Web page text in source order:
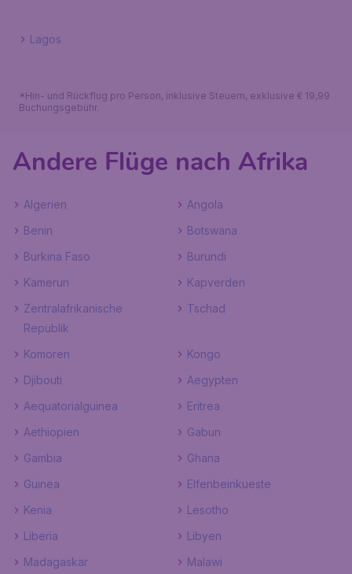
Lagos
*Hin- und Rückflug pro Person, inklusive Steuern, exklusive € 19,99
Buchungsgebühr.
Andere Flüge nach Afrika
Algerien
Angola
Benin
Botswana
Burkina Faso
Burundi
Kamerun
Kapverden
Zentralafrikanische
Republik
Tschad
Komoren
Kongo
Djibouti
Aegypten
Aequatorialguinea
Eritrea
Aethiopien
Gabun
Gambia
Ghana
Guinea
Elfenbeinkueste
Kenia
Lesotho
Liberia
Libyen
Madagaskar
Malawi